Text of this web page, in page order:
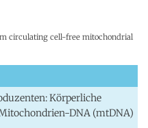
circulating cell-free mitochondrial
Körperliche
DNA (mtDNA)